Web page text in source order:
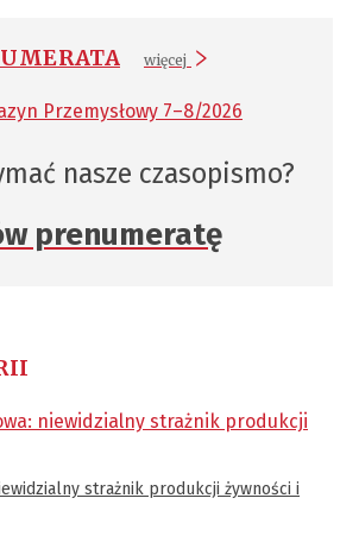
więcej
nasze czasopismo?
prenumeratę
strażnik produkcji żywności i